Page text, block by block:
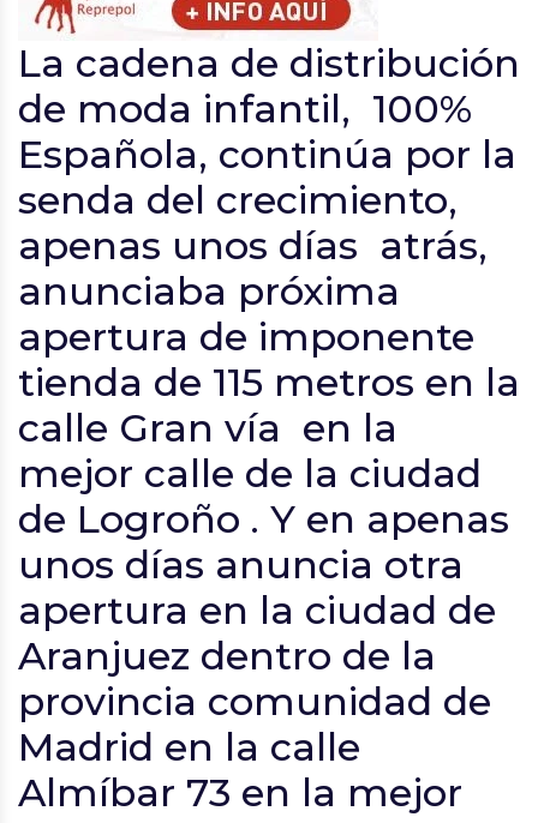
La cadena de distribución
de moda infantil, 100%
Española, continúa por la
senda del crecimiento,
apenas unos días atrás,
anunciaba próxima
apertura de imponente
tienda de 115 metros en la
calle Gran vía en la
mejor calle de la ciudad
de Logroño . Y en apenas
unos días anuncia otra
apertura en la ciudad de
Aranjuez dentro de la
provincia comunidad de
Madrid en la calle
Almíbar 73 en la mejor